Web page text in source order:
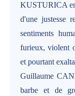
KUSTURICA
d'une justesse
sentiments
furieux, violent
et pourtant
Guillaume
barbe et de